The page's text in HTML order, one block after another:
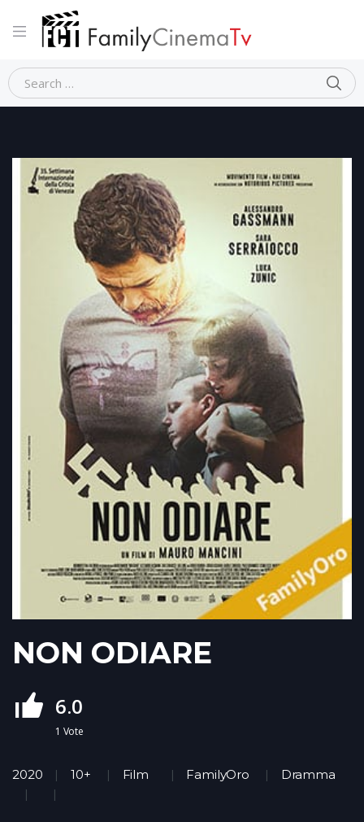
Home Dramma
NON ODIARE
6.0
1 Vote
2020 10+ Film FamilyOro Dramma